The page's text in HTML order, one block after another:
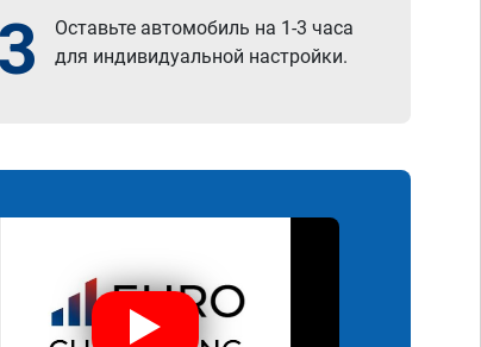
3
Оставьте автомобиль на 1-3 часа
для индивидуальной настройки.